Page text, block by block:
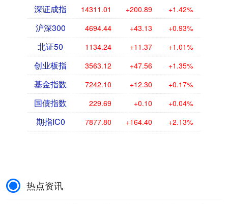
深证成指 14311.01 +200.89 +1.42%
沪深300 4694.44 +43.13 +0.93%
北证50 1134.24 +11.37 +1.01%
创业板指 3563.12 +47.56 +1.35%
基金指数 7242.10 +12.30 +0.17%
国债指数 229.69 +0.10 +0.04%
期指IC0 7877.80 +164.40 +2.13%
热点资讯